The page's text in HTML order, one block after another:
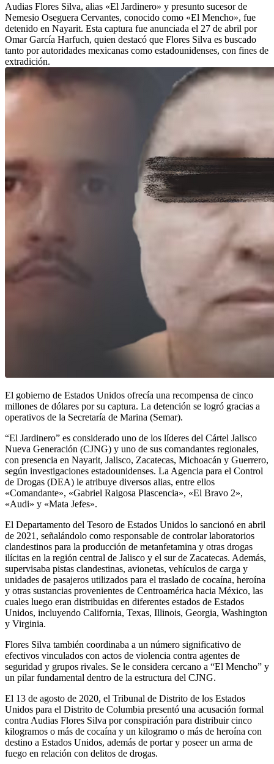
Audias Flores Silva, alias «El Jardinero» y presunto sucesor de
Nemesio Oseguera Cervantes, conocido como «El Mencho», fue
detenido en Nayarit. Esta captura fue anunciada el 27 de abril por
Omar García Harfuch, quien destacó que Flores Silva es buscado
tanto por autoridades mexicanas como estadounidenses, con fines de
extradición.
El gobierno de Estados Unidos ofrecía una recompensa de cinco
millones de dólares por su captura. La detención se logró gracias a
operativos de la Secretaría de Marina (Semar).
“El Jardinero” es considerado uno de los líderes del Cártel Jalisco
Nueva Generación (CJNG) y uno de sus comandantes regionales,
con presencia en Nayarit, Jalisco, Zacatecas, Michoacán y Guerrero,
según investigaciones estadounidenses. La Agencia para el Control
de Drogas (DEA) le atribuye diversos alias, entre ellos
«Comandante», «Gabriel Raigosa Plascencia», «El Bravo 2»,
«Audi» y «Mata Jefes».
El Departamento del Tesoro de Estados Unidos lo sancionó en abril
de 2021, señalándolo como responsable de controlar laboratorios
clandestinos para la producción de metanfetamina y otras drogas
ilícitas en la región central de Jalisco y el sur de Zacatecas. Además,
supervisaba pistas clandestinas, avionetas, vehículos de carga y
unidades de pasajeros utilizados para el traslado de cocaína, heroína
y otras sustancias provenientes de Centroamérica hacia México, las
cuales luego eran distribuidas en diferentes estados de Estados
Unidos, incluyendo California, Texas, Illinois, Georgia, Washington
y Virginia.
Flores Silva también coordinaba a un número significativo de
efectivos vinculados con actos de violencia contra agentes de
seguridad y grupos rivales. Se le considera cercano a “El Mencho” y
un pilar fundamental dentro de la estructura del CJNG.
El 13 de agosto de 2020, el Tribunal de Distrito de los Estados
Unidos para el Distrito de Columbia presentó una acusación formal
contra Audias Flores Silva por conspiración para distribuir cinco
kilogramos o más de cocaína y un kilogramo o más de heroína con
destino a Estados Unidos, además de portar y poseer un arma de
fuego en relación con delitos de drogas.